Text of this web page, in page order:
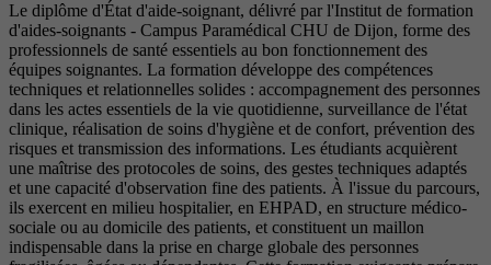
Le diplôme d'État d'aide-soignant, délivré par l'Institut de formation
d'aides-soignants - Campus Paramédical CHU de Dijon, forme des
professionnels de santé essentiels au bon fonctionnement des
équipes soignantes. La formation développe des compétences
techniques et relationnelles solides : accompagnement des personnes
dans les actes essentiels de la vie quotidienne, surveillance de l'état
clinique, réalisation de soins d'hygiène et de confort, prévention des
risques et transmission des informations. Les étudiants acquièrent
une maîtrise des protocoles de soins, des gestes techniques adaptés
et une capacité d'observation fine des patients. À l'issue du parcours,
ils exercent en milieu hospitalier, en EHPAD, en structure médico-
sociale ou au domicile des patients, et constituent un maillon
indispensable dans la prise en charge globale des personnes